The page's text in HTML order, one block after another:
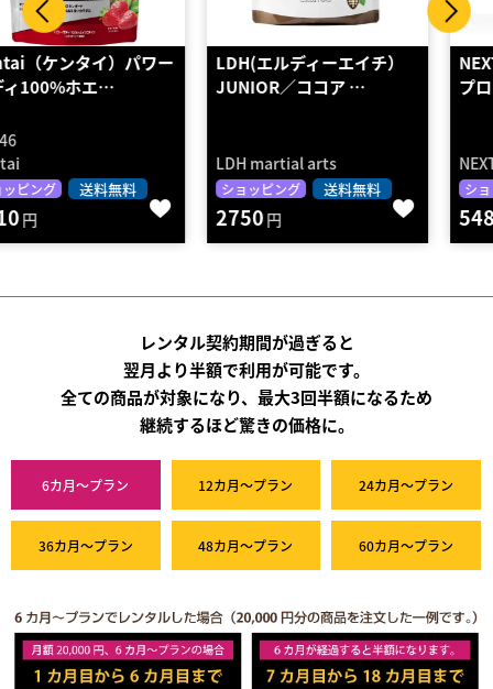
LDH(エルディーエイチ）
JUNIOR／ココア …
ショッピング 送料無料
2750
NEXT PROTEIN（ネクスト
プロテイン）ピ…
NEXT PROTEIN
ショッピング 送料無料
5480
レンタル契約期間が過ぎると
翌月より半額で利用が可能です。
全ての商品が対象になり、最大3回半額になるため
継続するほど驚きの価格に。
6カ月～プラン 12カ月～プラン 24カ月～プラン
36カ月～プラン 48カ月～プラン 60カ月～プラン